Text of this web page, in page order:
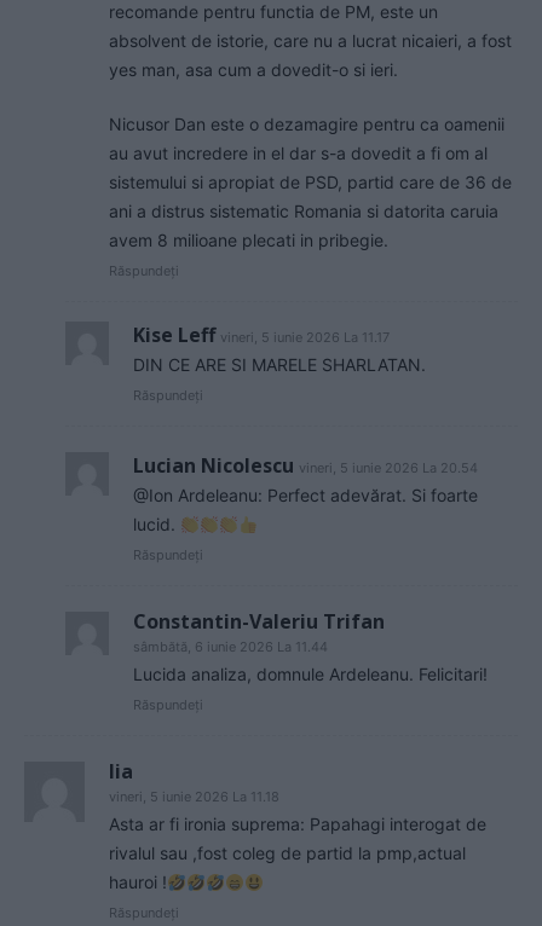
recomande pentru functia de PM, este un
absolvent de istorie, care nu a lucrat nicaieri, a fost
yes man, asa cum a dovedit-o si ieri.
Nicusor Dan este o dezamagire pentru ca oamenii
au avut incredere in el dar s-a dovedit a fi om al
sistemului si apropiat de PSD, partid care de 36 de
ani a distrus sistematic Romania si datorita caruia
avem 8 milioane plecati in pribegie.
Răspundeți
Kise Leff vineri, 5 iunie 2026 La 11.17
DIN CE ARE SI MARELE SHARLATAN.
Răspundeți
Lucian Nicolescu vineri, 5 iunie 2026 La 20.54
@Ion Ardeleanu: Perfect adevărat. Si foarte
lucid.
Răspundeți
Constantin-Valeriu Trifan
sâmbătă, 6 iunie 2026 La 11.44
Lucida analiza, domnule Ardeleanu. Felicitari!
Răspundeți
lia
vineri, 5 iunie 2026 La 11.18
Asta ar fi ironia suprema: Papahagi interogat de
rivalul sau ,fost coleg de partid la pmp,actual
hauroi !
Răspundeți